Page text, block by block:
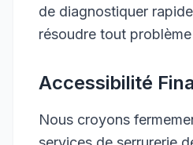
de diagnostiquer
résoudre tout
Accessibilité
Nous croyons